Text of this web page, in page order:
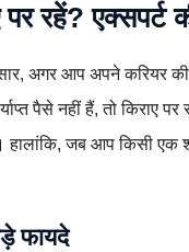
पर रहें? एक्सपर्ट
अगर आप अपने करियर
पैसे नहीं हैं, तो किराए
हालांकि, जब आप किसी
फायदे